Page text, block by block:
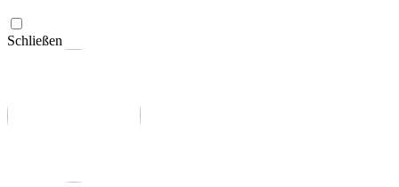
Schließen